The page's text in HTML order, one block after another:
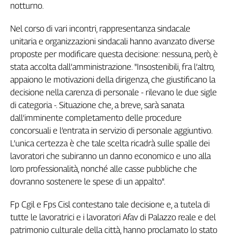
anni
Collettiva
Academy
Collettiva
Play
Rubriche
Collettiva
Talk
settimana
Collettiva
Girasoli
Il
Sassolino
Economica
Tech
It
notturno.
Nel corso di vari incontri, rappresentanza sindacale
unitaria e organizzazioni sindacali hanno avanzato diverse
proposte per modificare questa decisione: nessuna, però, è
stata accolta dall’amministrazione. "Insostenibili, fra l’altro,
appaiono le motivazioni della dirigenza, che giustificano la
decisione nella carenza di personale - rilevano le due sigle
di categoria -. Situazione che, a breve, sarà sanata
dall’imminente completamento delle procedure
concorsuali e l’entrata in servizio di personale aggiuntivo.
L’unica certezza è che tale scelta ricadrà sulle spalle dei
lavoratori che subiranno un danno economico e uno alla
loro professionalità, nonché alle casse pubbliche che
dovranno sostenere le spese di un appalto".
Fp Cgil e Fps Cisl contestano tale decisione e, a tutela di
tutte le lavoratrici e i lavoratori Afav di Palazzo reale e del
patrimonio culturale della città, hanno proclamato lo stato